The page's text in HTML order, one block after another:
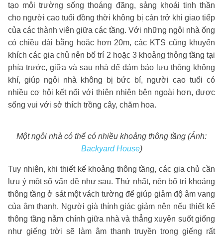
tạo môi trường sống thoáng đãng, sảng khoái tinh thần
cho người cao tuổi đồng thời không bị cản trở khi giao tiếp
của các thành viên giữa các tầng. Với những ngôi nhà ống
có chiều dài bằng hoặc hơn 20m, các KTS cũng khuyến
khích các gia chủ nên bố trí 2 hoặc 3 khoảng thông tầng tại
phía trước, giữa và sau nhà để đảm bảo lưu thông không
khí, giúp ngôi nhà không bị bức bí, người cao tuổi có
nhiều cơ hội kết nối với thiên nhiên bên ngoài hơn, được
sống vui với sở thích trồng cây, chăm hoa.
Một ngôi nhà có thể có nhiều khoảng thông tầng (Ảnh:
Backyard House)
Tuy nhiên, khi thiết kế khoảng thông tầng, các gia chủ cần
lưu ý một số vấn đề như sau. Thứ nhất, nên bố trí khoảng
thông tầng ở sát một vách tường để giúp giảm độ âm vang
của âm thanh. Người già thính giác giảm nên nếu thiết kế
thông tầng nằm chính giữa nhà và thẳng xuyên suốt giống
như giếng trời sẽ làm âm thanh truyền trong giếng rất